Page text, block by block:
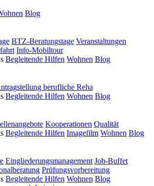
Blog
BTZ-Beratungstage Veranstaltungen
Info-Mobiltour
Begleitende Hilfen Wohnen Blog
berufliche Reha
Begleitende Hilfen Wohnen Blog
Kooperationen Qualität
Begleitende Hilfen Imagefilm Wohnen Blog
Eingliederungsmanagement Job-Buffet
Prüfungsvorbereitung
Begleitende Hilfen Wohnen Blog